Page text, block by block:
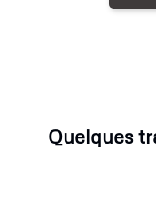
Quelques